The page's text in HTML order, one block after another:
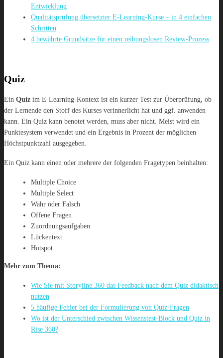
Entwicklung
Qualitätsprüfung übersetzter E-Learning-Kurse – in 4 einfachen
Schritten
4 bewährte Grundsätze für einen reibungslosen Review-Prozess
Quiz
Ein Quiz im E-Learning-Kontext ist ein kurzer Test zur Überprüfung, ob
der Lernende den Stoff des Kurses verinnerlicht hat und ggf. anwenden
kann. Ein Quiz kann benotet werden, muss aber nicht. Meist wird ein
Punktesystem verwendet und ein Ergebnis in Prozent der möglichen
Höchstpunktzahl ausgegeben.
Ein Quiz kann einen oder mehrere der folgenden Fragetypen beinhalten:
Multiple Choice
Multiple Select
Wahr oder Falsch
Offene Fragen
Zuordnungsaufgaben
Lückentext
Hotspot
Mehr zum Thema:
Wie Sie mit Storyline 360 das Feedback nach dem Quiz didaktisch
nutzen
5 häufige Fehler bei der Formulierung von Quiz-Fragen
Wo ist der Unterschied zwischen Wissenstest-Block und Quiz in
Rise 360?